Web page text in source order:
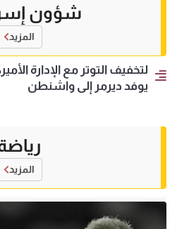
شؤون
المزيد
لتخفيف التوتر مع الإدارة
يوفد ديرمر إلى واشنطن
المزيد